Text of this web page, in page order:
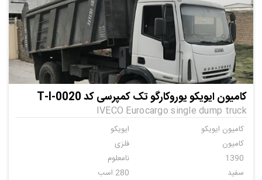
کامیون ایویکو یوروکارگو تک کمپرسی کد T-I-0020
IVECO Eurocargo single dump truck
کامیون ایویکو
ایویکو
کامیون
فلزی
1390
نامعلوم
سفید
280 اسب